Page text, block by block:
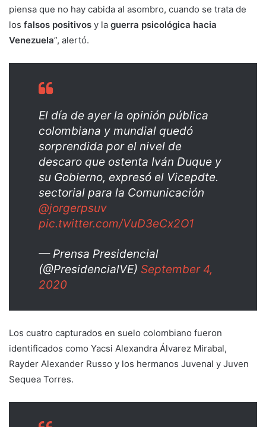
piensa que no hay cabida al asombro, cuando se trata de
los falsos positivos y la guerra psicológica hacia
Venezuela”, alertó.
El día de ayer la opinión pública
colombiana y mundial quedó
sorprendida por el nivel de
descaro que ostenta Iván Duque y
su Gobierno, expresó el Vicepdte.
sectorial para la Comunicación
@jorgerpsuv
pic.twitter.com/VuD3eCx2O1
— Prensa Presidencial
(@PresidencialVE) September 4,
2020
Los cuatro capturados en suelo colombiano fueron
identificados como Yacsi Alexandra Álvarez Mirabal,
Rayder Alexander Russo y los hermanos Juvenal y Juven
Sequea Torres.